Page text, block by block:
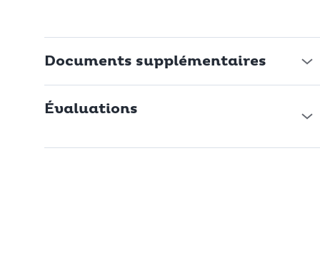
Documents supplémentaires
Évaluations